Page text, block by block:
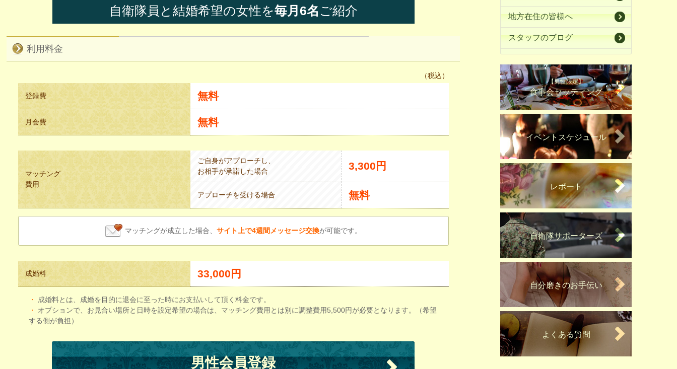
自衛隊員と結婚希望の女性を毎月6名 ご紹介
利用料金
（税込）
登録費 無料
月会費 無料
マッチング
費用
ご自身がアプローチし、
お相手が承諾した場合
3,300円
アプローチを受ける場合 無料
マッチングが成立した場合、サイト上で4週間メッセージ交換が可能です。
成婚料 33,000円
・
成婚料とは、成婚を目的に退会に至った時にお支払いして頂く料金です。
・
オプションで、お見合い場所と日時を設定希望の場合は、マッチング費用とは別に調整費用5,500円が必要となります。（希望
する側が負担）
男性会員登録
地方在住の皆様へ
スタッフのブログ
【男性限定】
食事会セッティング
イベントスケジュール
レポート
自衛隊サポーターズ
自分磨きのお手伝い
よくある質問